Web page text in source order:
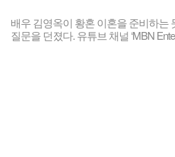
배우 김영옥이 황혼 이혼을 준비하는
질문을 던졌다. 유튜브 채널 ‘MBN